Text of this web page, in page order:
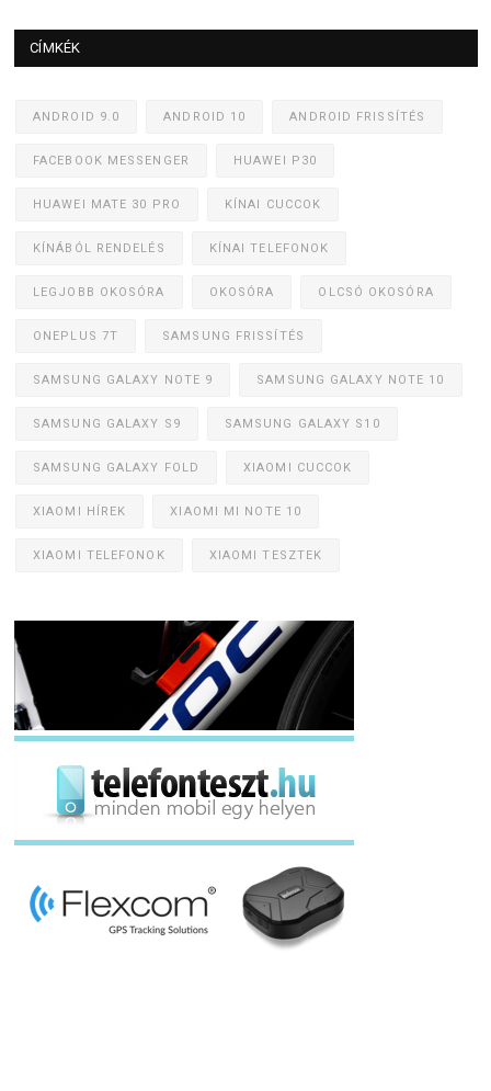
CÍMKÉK
ANDROID 9.0 ANDROID 10 ANDROID FRISSÍTÉS
FACEBOOK MESSENGER HUAWEI P30
HUAWEI MATE 30 PRO KÍNAI CUCCOK
KÍNÁBÓL RENDELÉS KÍNAI TELEFONOK
LEGJOBB OKOSÓRA OKOSÓRA OLCSÓ OKOSÓRA
ONEPLUS 7T SAMSUNG FRISSÍTÉS
SAMSUNG GALAXY NOTE 9 SAMSUNG GALAXY NOTE 10
SAMSUNG GALAXY S9 SAMSUNG GALAXY S10
SAMSUNG GALAXY FOLD XIAOMI CUCCOK
XIAOMI HÍREK XIAOMI MI NOTE 10
XIAOMI TELEFONOK XIAOMI TESZTEK